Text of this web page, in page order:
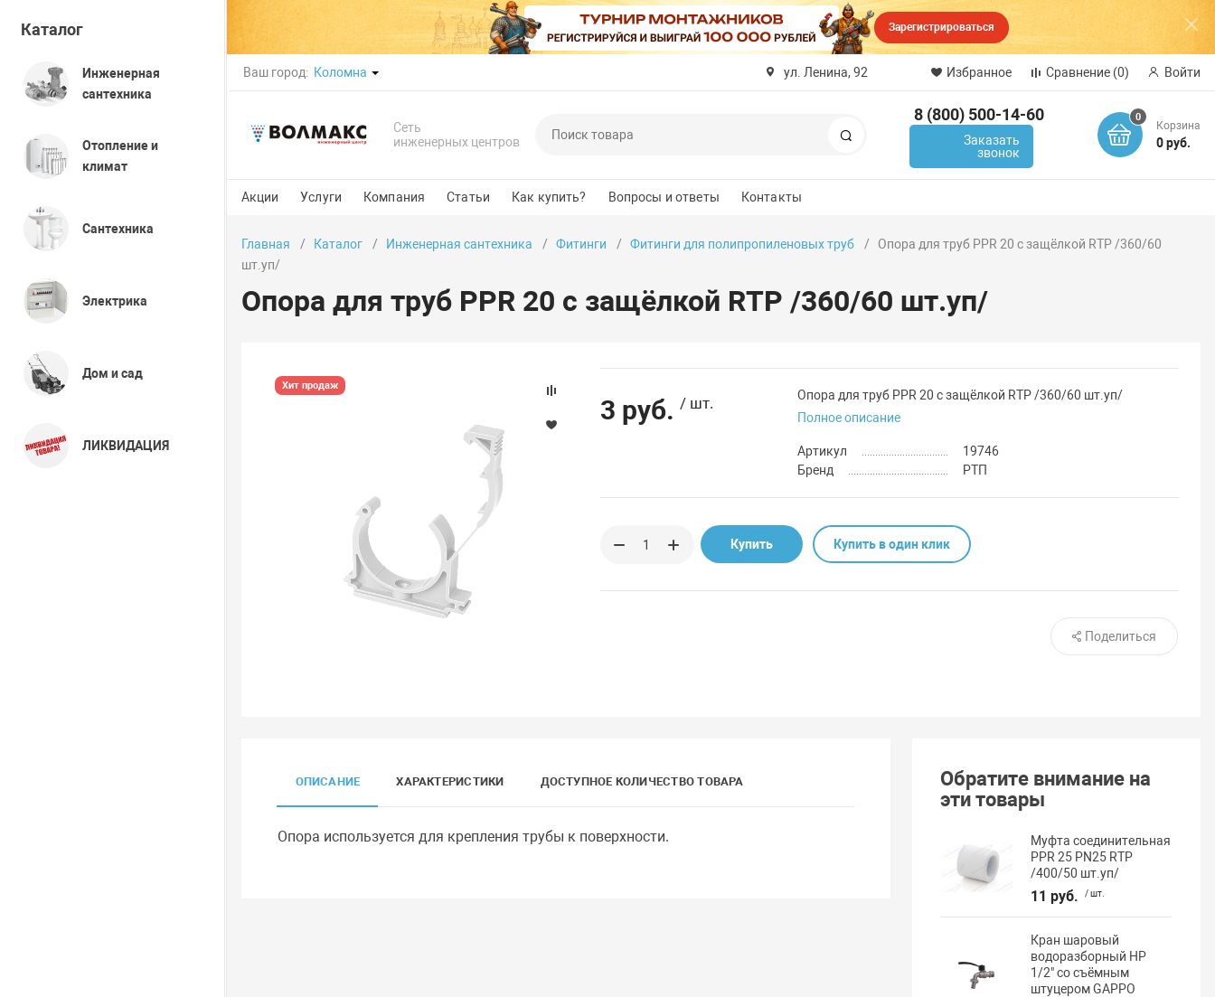
Зарегистрироваться
Ваш город: Коломна ул. Ленина, 92 Избранное Сравнение (0) Войти
Сеть
инженерных центров
8 (800) 500-14-60
Заказать
звонок
0
Корзина
0 руб.
Акции Услуги Компания Статьи Как купить? Вопросы и ответы Контакты
Каталог
Инженерная
сантехника
Отопление и
климат
Сантехника
Электрика
Дом и сад
ЛИКВИДАЦИЯ
Главная Каталог Инженерная сантехника Фитинги Фитинги для полипропиленовых труб
Опора для труб PPR 20 с защёлкой RTP /360/60
шт.уп/
Опора для труб PPR 20 с защёлкой RTP /360/60 шт.уп/
Хит продаж
3 руб. / шт.
Опора для труб PPR 20 с защёлкой RTP /360/60 шт.уп/
Полное описание
Артикул
19746
Бренд
РТП
Купить Купить в один клик
Поделиться
ОПИСАНИЕ ХАРАКТЕРИСТИКИ ДОСТУПНОЕ КОЛИЧЕСТВО ТОВАРА
Опора используется для крепления трубы к поверхности.
Обратите внимание на
эти товары
Муфта соединительная
PPR 25 PN25 RTP
/400/50 шт.уп/
11 руб. / шт.
Кран шаровый
водоразборный НР
1/2" со съёмным
штуцером GAPPO